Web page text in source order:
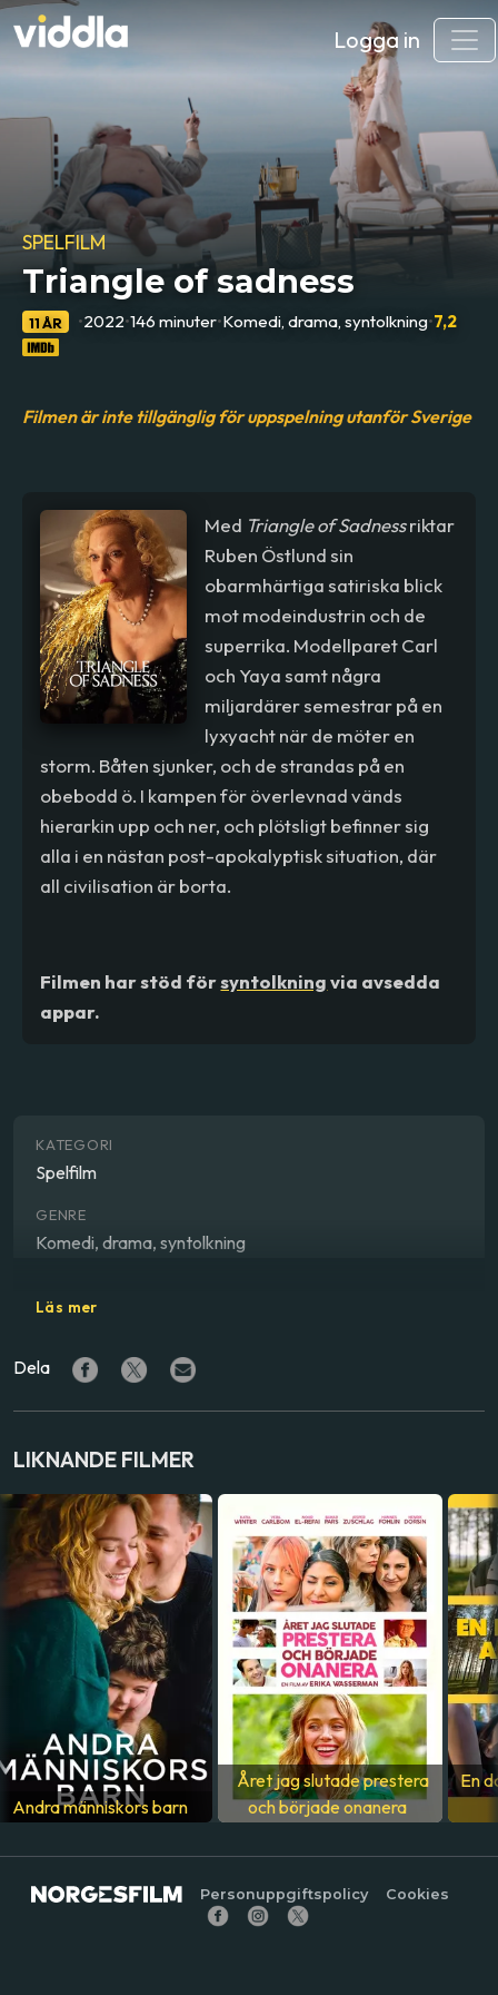
Logga in
SPELFILM
Triangle of sadness
11 ÅR •2022•146 minuter•Komedi, drama, syntolkning•7,2
Filmen är inte tillgänglig för uppspelning utanför Sverige
Med Triangle of Sadnessriktar
Ruben Östlund sin
obarmhärtiga satiriska blick
mot modeindustrin och de
superrika. Modellparet Carl
och Yaya samt några
miljardärer semestrar på en
lyxyacht när de möter en
storm. Båten sjunker, och de strandas på en
obebodd ö. I kampen för överlevnad vänds
hierarkin upp och ner, och plötsligt befinner sig
alla i en nästan post-apokalyptisk situation, där
all civilisation är borta.
Filmen har stöd försyntolkningvia avsedda
appar.
KATEGORI
Spelfilm
GENRE
Komedi, drama, syntolkning
Ruben Östlund
SKÅDESPELARE
Danmark,Frankrike,
Sverige,USA,Mexiko,Tyskland
SPRÅK
Engelska
Läs mer
Dela
LIKNANDE FILMER
Andra människors barn
Året jag slutade prestera
och började onanera
En
Personuppgiftspolicy Cookies